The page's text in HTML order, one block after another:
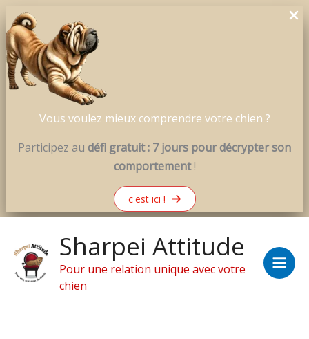
Vous voulez mieux comprendre votre chien ?
Participez au défi gratuit : 7 jours pour décrypter son
comportement!
c'est ici !
contenu
Sharpei Attitude
Pour une relation unique avec votre
chien